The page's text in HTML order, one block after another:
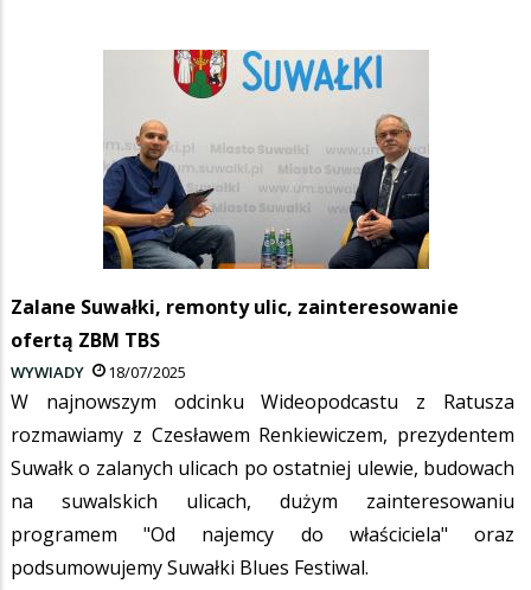
Zalane Suwałki, remonty ulic, zainteresowanie
ofertą ZBM TBS
WYWIADY 18/07/2025
W najnowszym odcinku Wideopodcastu z Ratusza
rozmawiamy z Czesławem Renkiewiczem, prezydentem
Suwałk o zalanych ulicach po ostatniej ulewie, budowach
na suwalskich ulicach, dużym zainteresowaniu
programem "Od najemcy do właściciela" oraz
podsumowujemy Suwałki Blues Festiwal.